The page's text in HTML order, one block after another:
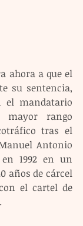
ahora a que el
su sentencia,
el mandatario
mayor rango
tras el
Antonio
en 1992 en un
años de cárcel
el cartel de